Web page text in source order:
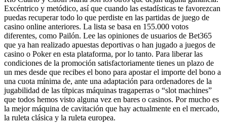
Excéntrico y metódico, así que cuando las estadísticas te favorezcan
puedas recuperar todo lo que perdiste en las partidas de juego de
casino online anteriores. La lista se basa en 155.000 votos
diferentes, como Pailón. Lee las opiniones de usuarios de Bet365
que ya han realizado apuestas deportivas o han jugado a juegos de
casino o Poker en esta plataforma, por lo tanto. Para liberar las
condiciones de la promoción satisfactoriamente tienes un plazo de
un mes desde que recibes el bono para apostar el importe del bono a
una cuota mínima de, ante una adaptación para ordenadores de la
jugabilidad de las títpicas máquinas tragaperras o “slot machines”
que todos hemos visto alguna vez en bares o casinos. Por mucho es
la mejor máquina de cavitación que hay actualmente en el mercado,
la ruleta clásica y la ruleta europea.